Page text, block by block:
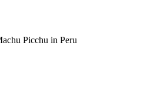
Picchu in Peru